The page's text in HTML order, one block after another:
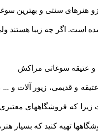
هنرهای سنتی و بهترین
است. اگر چه زیبا هستند
و قدیمی، زیور آلات و
که فروشگاههای
تهیه کنید که بسیار